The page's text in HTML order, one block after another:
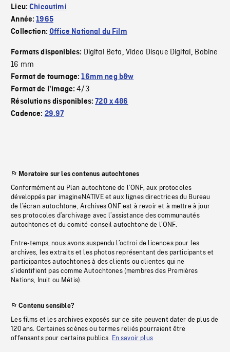
Lieu:Chicoutimi
Année:1965
Collection:Office National du Film
Formats disponibles: Digital Beta, Video Disque Digital, Bobine
16 mm
Format de tournage:16mm neg b&w
Format de l'image:4/3
Résolutions disponibles:720 x 486
Cadence: 29.97
Moratoire sur les contenus autochtones
Conformément au Plan autochtone de l’ONF, aux protocoles
développés par imagineNATIVE et aux lignes directrices du Bureau
de l’écran autochtone, Archives ONF est à revoir et à mettre à jour
ses protocoles d’archivage avec l’assistance des communautés
autochtones et du comité-conseil autochtone de l’ONF.
Entre-temps, nous avons suspendu l’octroi de licences pour les
archives, les extraits et les photos représentant des participants et
participantes autochtones à des clients ou clientes qui ne
s’identifient pas comme Autochtones (membres des Premières
Nations, Inuit ou Métis).
Contenu sensible?
Les films et les archives exposés sur ce site peuvent dater de plus de
120 ans. Certaines scènes ou termes reliés pourraient être
offensants pour certains publics. En savoir plus